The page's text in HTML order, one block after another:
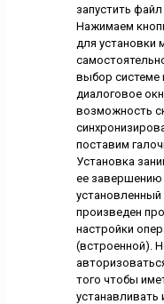
запустить
Нажимаем
для установки
выбор
диалоговое
возможность
поставим
Установка
ее завершению
произведен
настройки
(встроенной).
того чтобы
устанавливать